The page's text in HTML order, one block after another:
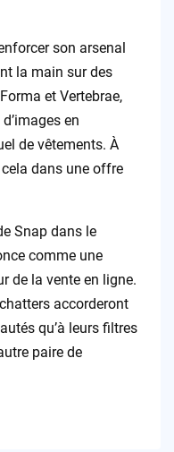
son arsenal
la main sur des
et Vertebrae,
en
de vêtements. À
cela dans une offre
Snap dans le
comme une
de la vente en ligne.
accorderont
qu’à leurs filtres
paire de